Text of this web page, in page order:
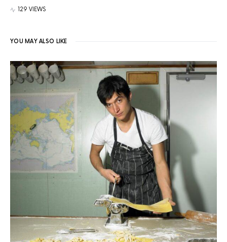
129 VIEWS
YOU MAY ALSO LIKE